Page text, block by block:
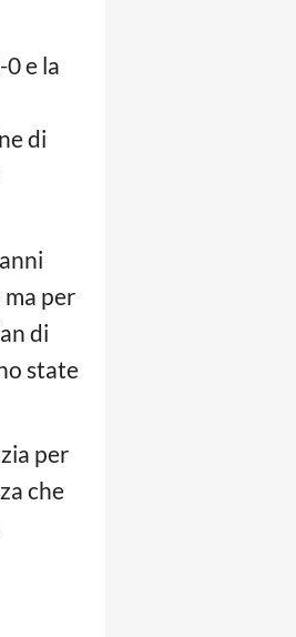
e la
di
per
di
state
per
che